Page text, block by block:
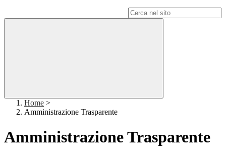
Home >
Amministrazione Trasparente
Amministrazione Trasparente